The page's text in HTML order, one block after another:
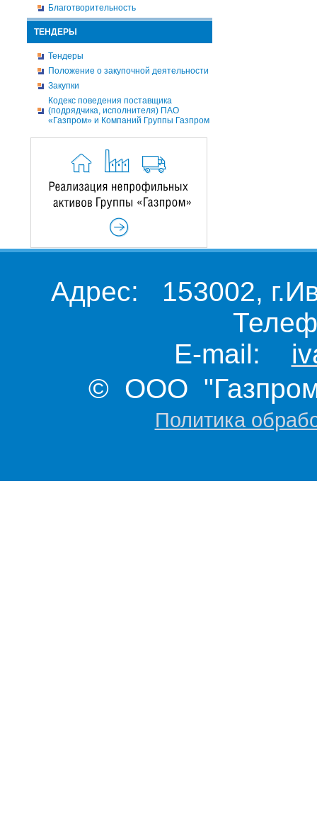
Благотворительность
ТЕНДЕРЫ
Тендеры
Положение о закупочной деятельности
Закупки
Кодекс поведения поставщика
(подрядчика, исполнителя) ПАО
«Газпром» и Компаний Группы Газпром
Адрес: 153002,
E-mail:
© ООО "Газпром
Политика